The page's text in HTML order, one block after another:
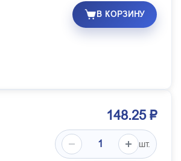
В КОРЗИНУ
148.25 ₽
шт.